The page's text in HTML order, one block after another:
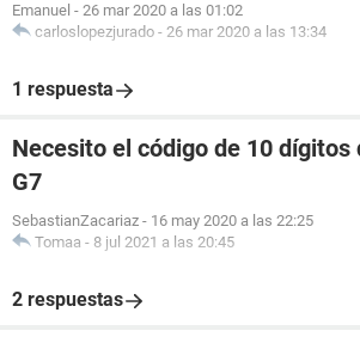
Emanuel - 26 mar 2020 a las 01:02
carloslopezjurado - 26 mar 2020 a las 13:34
1 respuesta
Necesito el código de 10 dígitos
G7
SebastianZacariaz - 16 may 2020 a las 22:25
Tomaa - 8 jul 2021 a las 20:45
2 respuestas